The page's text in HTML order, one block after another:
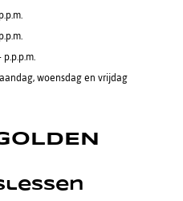
woensdag en vrijdag